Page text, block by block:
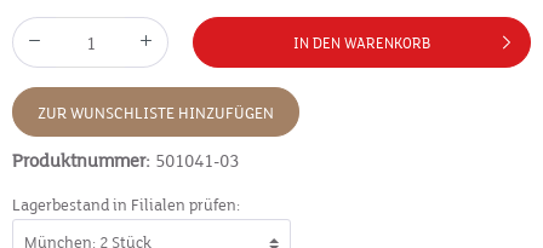
IN DEN WARENKORB
ZUR WUNSCHLISTE HINZUFÜGEN
Produktnummer: 501041-03
Lagerbestand in Filialen prüfen: